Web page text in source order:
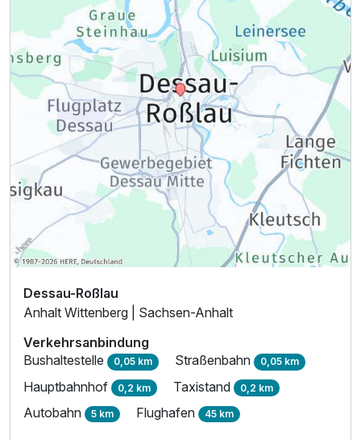
Dessau-Roßlau
Anhalt Wittenberg | Sachsen-Anhalt
Verkehrsanbindung
Bushaltestelle 0,05 km Straßenbahn 0,05 km
Hauptbahnhof 0,2 km Taxistand 0,2 km
Autobahn 5 km Flughafen 45 km